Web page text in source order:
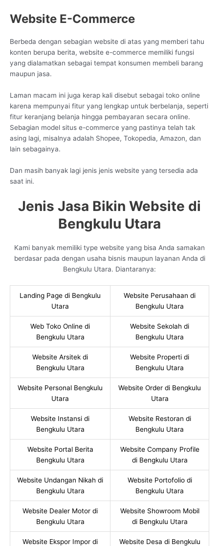
Website E-Commerce
Berbeda dengan sebagian website di atas yang memberi tahu
konten berupa berita, website e-commerce memiliki fungsi
yang dialamatkan sebagai tempat konsumen membeli barang
maupun jasa.
Laman macam ini juga kerap kali disebut sebagai toko online
karena mempunyai fitur yang lengkap untuk berbelanja, seperti
fitur keranjang belanja hingga pembayaran secara online.
Sebagian model situs e-commerce yang pastinya telah tak
asing lagi, misalnya adalah Shopee, Tokopedia, Amazon, dan
lain sebagainya.
Dan masih banyak lagi jenis jenis website yang tersedia ada
saat ini.
Jenis Jasa Bikin Website di
Bengkulu Utara
Kami banyak memiliki type website yang bisa Anda samakan
berdasar pada dengan usaha bisnis maupun layanan Anda di
Bengkulu Utara. Diantaranya:
Landing Page di Bengkulu
Utara
Website Perusahaan di
Bengkulu Utara
Web Toko Online di
Bengkulu Utara
Website Sekolah di
Bengkulu Utara
Website Arsitek di
Bengkulu Utara
Website Properti di
Bengkulu Utara
Website Personal Bengkulu
Utara
Website Order di Bengkulu
Utara
Website Instansi di
Bengkulu Utara
Website Restoran di
Bengkulu Utara
Website Portal Berita
Bengkulu Utara
Website Company Profile
di Bengkulu Utara
Website Undangan Nikah di
Bengkulu Utara
Website Portofolio di
Bengkulu Utara
Website Dealer Motor di
Bengkulu Utara
Website Showroom Mobil
di Bengkulu Utara
Website Ekspor Impor di Website Desa di Bengkulu